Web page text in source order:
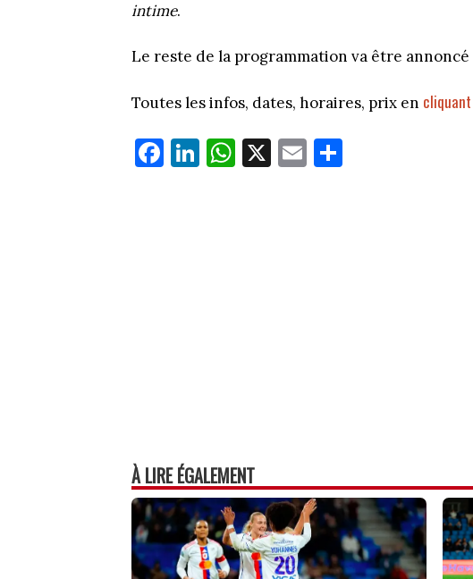
intime.
Le reste de la programmation va être
Toutes les infos, dates, horaires, prix en
Fa
ce
Li
nk
W
ha
X E
m
À LIRE ÉGALEMENT